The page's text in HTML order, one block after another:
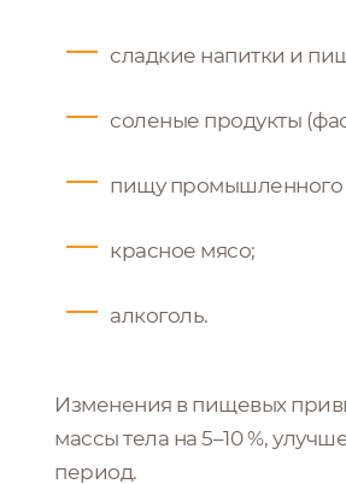
сладкие напитки и
соленые продукты
пищу промышленного
красное мясо;
алкоголь.
Изменения в пищевых
массы тела на 5–10 %,
период.